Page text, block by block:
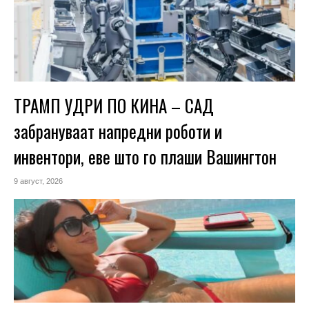
ТРАМП УДРИ ПО КИНА – САД
забрануваат напредни роботи и
инвентори, еве што го плаши Вашингтон
9 август, 2026